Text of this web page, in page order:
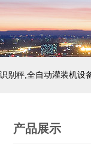
别秤,全自动灌装机设
产品展示